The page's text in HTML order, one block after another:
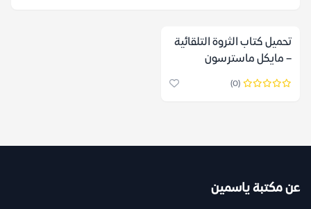
تحميل كتاب الثروة التلقائية
– مايكل ماسترسون
(0)
عن مكتبة ياسمين